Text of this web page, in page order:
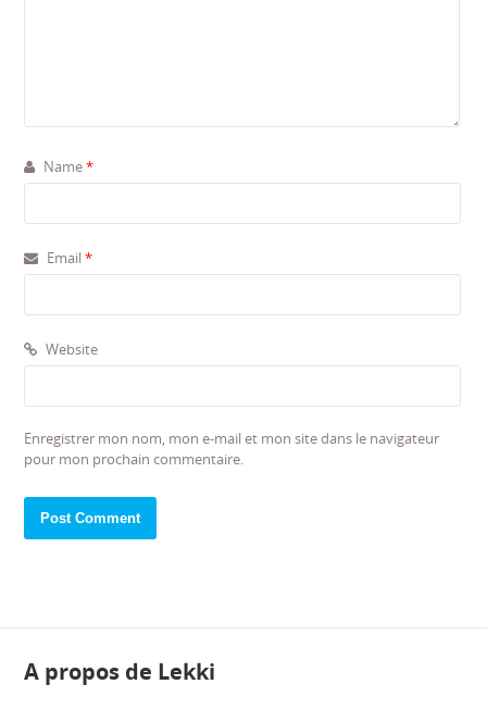
Name*
Email*
Website
Enregistrer mon nom, mon e-mail et mon site dans le navigateur
pour mon prochain commentaire.
A propos de Lekki